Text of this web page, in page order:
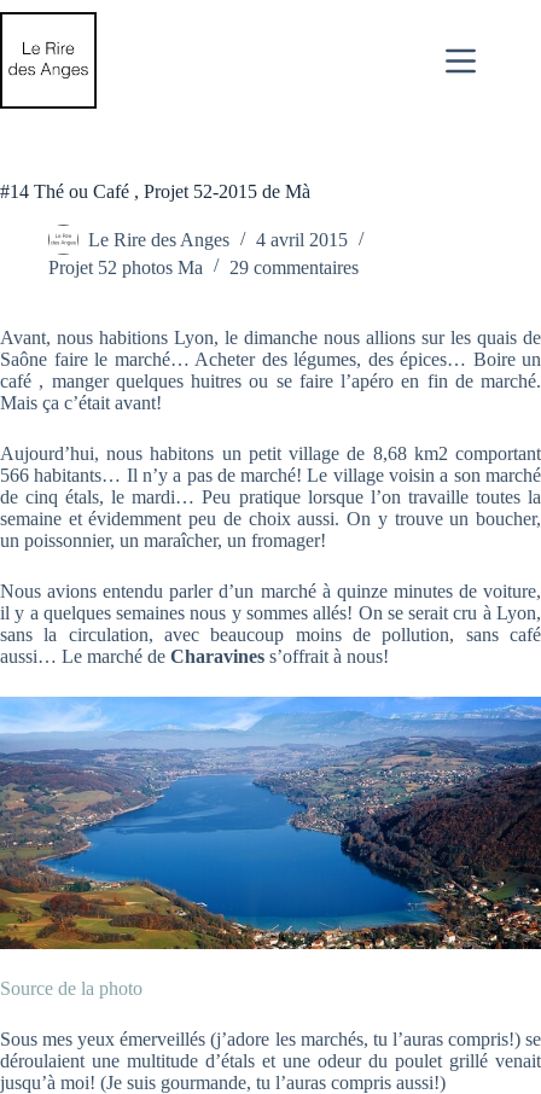
Passer
contenu
#14 Thé ou Café , Projet 52-2015 de Mà
Le Rire des Anges
4 avril 2015
Projet 52 photos Ma
29 commentaires
Avant, nous habitions Lyon, le dimanche nous allions sur les quais de
Saône faire le marché… Acheter des légumes, des épices… Boire un
café , manger quelques huitres ou se faire l’apéro en fin de marché.
Mais ça c’était avant!
Aujourd’hui, nous habitons un petit village de 8,68 km2 comportant
566 habitants… Il n’y a pas de marché! Le village voisin a son marché
de cinq étals, le mardi… Peu pratique lorsque l’on travaille toutes la
semaine et évidemment peu de choix aussi. On y trouve un boucher,
un poissonnier, un maraîcher, un fromager!
Nous avions entendu parler d’un marché à quinze minutes de voiture,
il y a quelques semaines nous y sommes allés! On se serait cru à Lyon,
sans la circulation, avec beaucoup moins de pollution, sans café
aussi… Le marché de Charavines s’offrait à nous!
Source de la photo
Sous mes yeux émerveillés (j’adore les marchés, tu l’auras compris!) se
déroulaient une multitude d’étals et une odeur du poulet grillé venait
jusqu’à moi! (Je suis gourmande, tu l’auras compris aussi!)